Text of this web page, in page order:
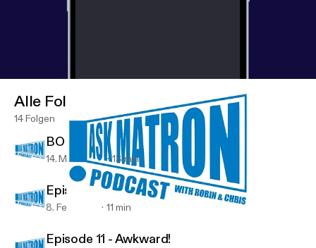
Ask Matron
Alle Folgen
14 Folgen
BONUS Episode - The Edge
14. März 2016 13 min
Episode 12 - The Future
8. Feb. 2016 11 min
Episode 11 - Awkward!